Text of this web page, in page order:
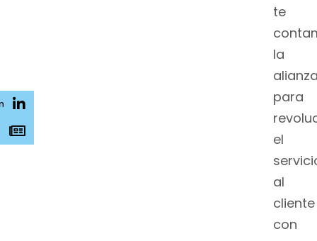
te
la
para
el
al
cliente
con